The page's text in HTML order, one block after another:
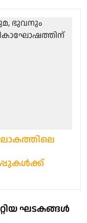
ഘടകങ്ങള്‍